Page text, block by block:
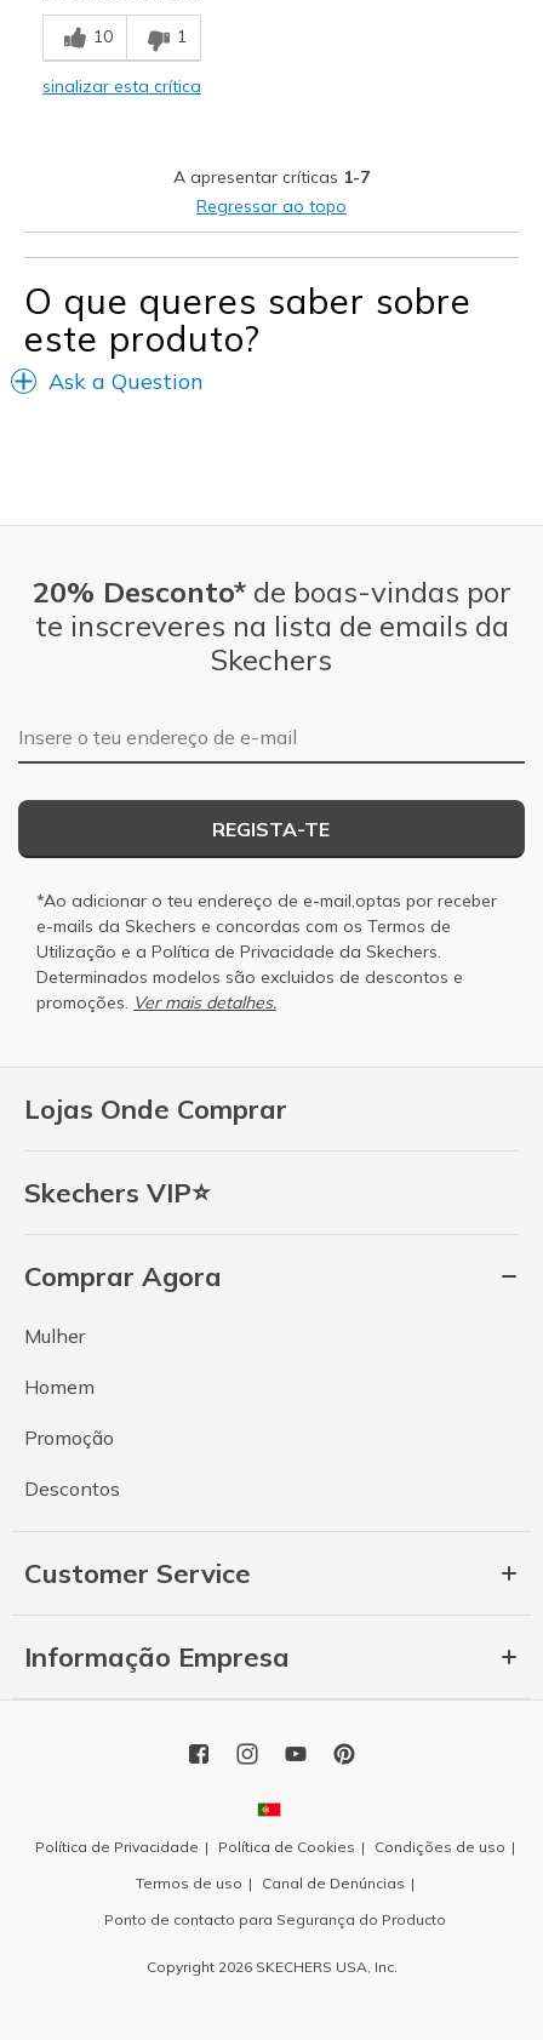
Comfortable
Stylish
Special Occasions
Width
Feels true to width
Sizing
View On Shoes
10 1
sinalizar esta crítica
A apresentar críticas 1-7
Regressar ao topo
O que queres saber sobre
este produto?
Ask a Question
Lojas Onde Comprar
Skechers VIP⭐
Comprar Agora
Mulher
Homem
Promoção
Descontos
Customer Service
Informação Empresa
20% Desconto*de boas-vindas por
te inscreveres na lista de emails da
Skechers
Endereço de e-mail
REGISTA-TE
*Ao adicionar o teu endereço de e-mail,optas por receber
e-mails da Skechers e concordas com os Termos de
Utilização e a Política de Privacidade da Skechers.
Determinados modelos são excluidos de descontos e
promoções. Ver mais detalhes.
Política de Privacidade Política de Cookies
Condições de uso
Termos de uso
Canal de Denúncias
Ponto de contacto para Segurança do Producto
Copyright 2026 SKECHERS USA, Inc.